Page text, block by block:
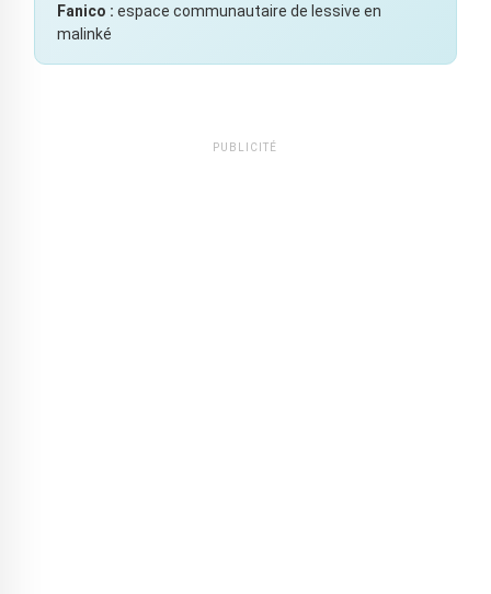
Fanico : espace communautaire de lessive en
malinké
PUBLICITÉ